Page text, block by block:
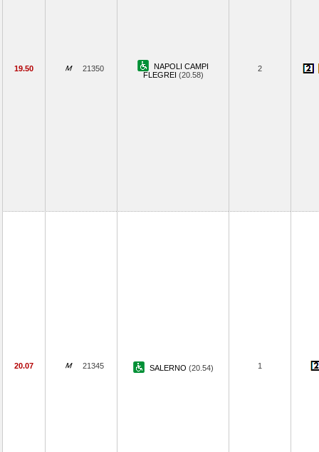
19.50 21350
NAPOLI CAMPI
FLEGREI (20.58)
2
20.07 21345 SALERNO (20.54) 1